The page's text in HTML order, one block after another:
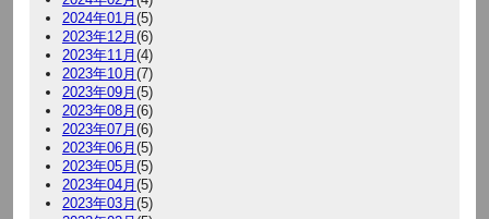
2024年01月 (5)
2023年12月 (6)
2023年11月 (4)
2023年10月 (7)
2023年09月 (5)
2023年08月 (6)
2023年07月 (6)
2023年06月 (5)
2023年05月 (5)
2023年04月 (5)
2023年03月 (5)